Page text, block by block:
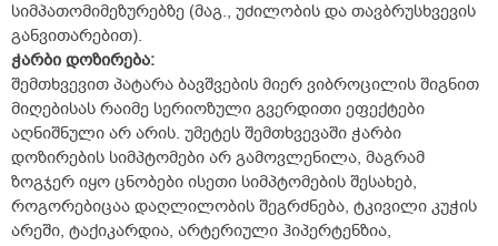
სიმპათომიმეზურებზე (მაგ., უძილობის და თავბრუსხვევის
განვითარებით).
ჭარბი დოზირება:
შემთხვევით პატარა ბავშვების მიერ ვიბროცილის შიგნით
მიღებისას რაიმე სერიოზული გვერდითი ეფექტები
აღნიშნული არ არის. უმეტეს შემთხვევაში ჭარბი
დოზირების სიმპტომები არ გამოვლენილა, მაგრამ
ზოგჯერ იყო ცნობები ისეთი სიმპტომების შესახებ,
როგორებიცაა დაღლილობის შეგრძნება, ტკივილი კუჭის
არეში, ტაქიკარდია, არტერიული ჰიპერტენზია,